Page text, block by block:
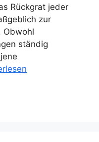
Rückgrat jeder
zur
Obwohl
ständig